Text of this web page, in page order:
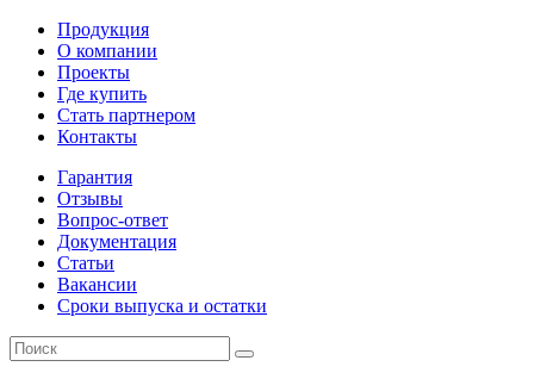
Продукция
О компании
Проекты
Где купить
Стать партнером
Контакты
Гарантия
Отзывы
Вопрос-ответ
Документация
Статьи
Вакансии
Сроки выпуска и остатки